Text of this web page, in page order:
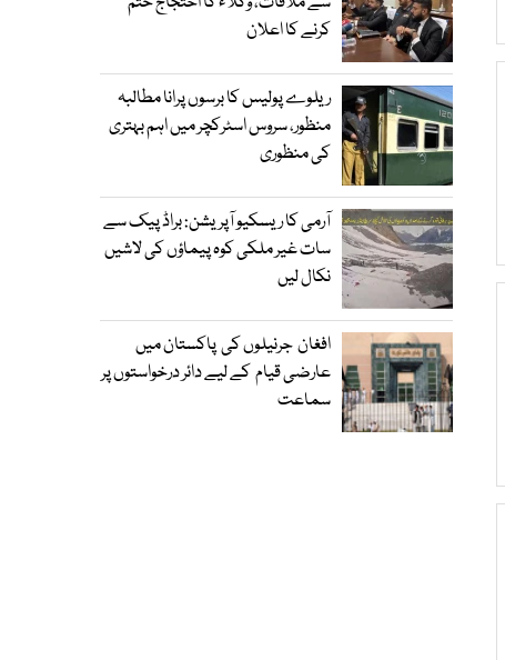
کرنے کا اعلان
ریلوے پولیس کا برسوں پرانا مطالبہ
منظور، سروس اسٹرکچر میں اہم بہتری
کی منظوری
آرمی کا ریسکیو آپریشن: براڈ پیک سے
سات غیر ملکی کوہ پیماؤں کی لاشیں
نکال لیں
افغان جرنیلوں کی پاکستان میں
عارضی قیام کے لیے دائر درخواستوں پر
سماعت